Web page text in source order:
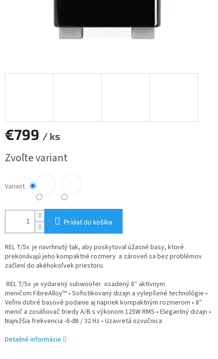
€799 / ks
cena:
Zvoľte variant
Variant
Pridať do košíka
REL T/5x je navrhnutý tak, aby poskytoval úžasné basy, ktoré
prekonávajú jeho kompaktné rozmery a zároveň sa bez problémov
začlení do akéhokoľvek priestoru.
REL T/5x je vydarený subwoofer osadený 8″ aktívnym
meničom FibreAlloy™ • Sofistikovaný dizajn a vylepšené technológie •
Veľmi dobré basové podanie aj napriek kompaktným rozmerom • 8″
menič a zosilňovač triedy A/B s výkonom 125W RMS • Elegantný dizajn •
Najnižšia frekvencia -6 dB / 32 Hz • Uzavretá ozvučnica
Detailné informácie